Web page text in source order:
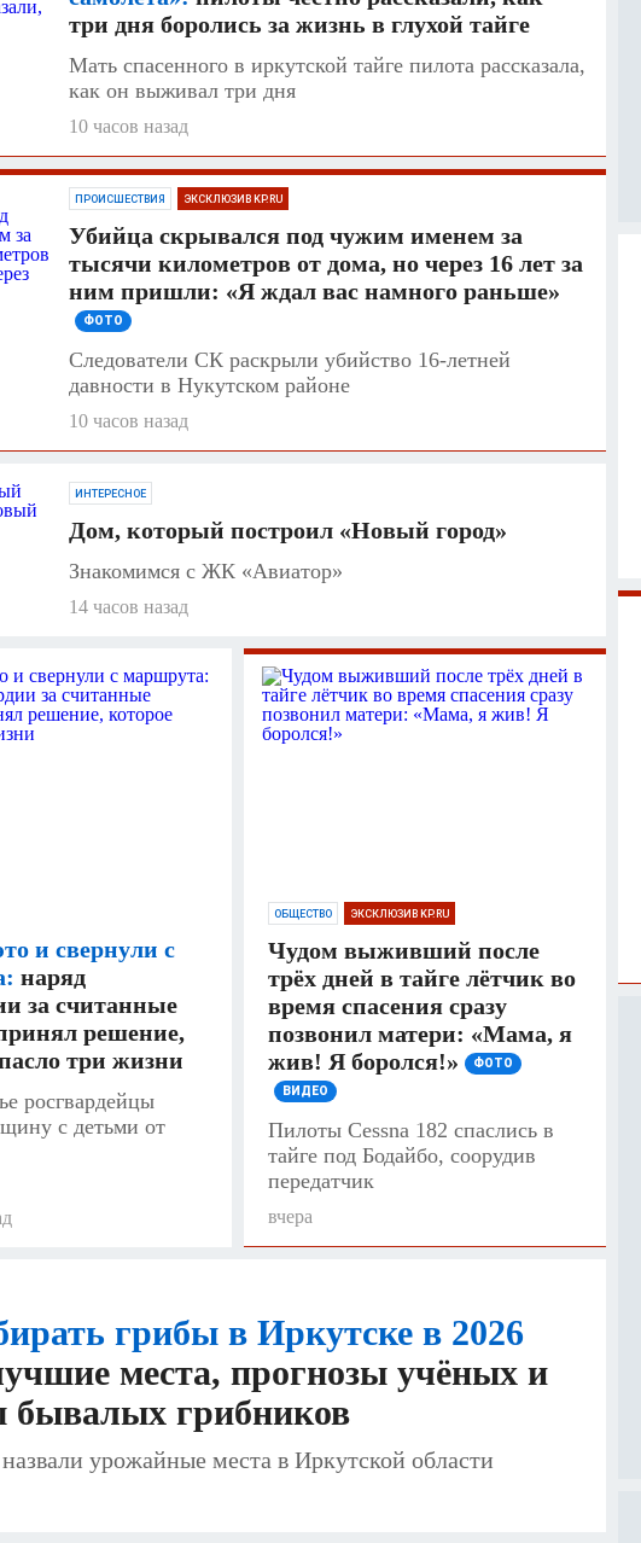
три дня боролись за жизнь в глухой тайге
Мать спасенного в иркутской тайге пилота рассказала,
как он выживал три дня
10 часов назад
ПРОИСШЕСТВИЯ ЭКСКЛЮЗИВ KP.RU
Убийца скрывался под чужим именем за
тысячи километров от дома, но через 16 лет за
ним пришли: «Я ждал вас намного раньше»
ФОТО
Следователи СК раскрыли убийство 16-летней
давности в Нукутском районе
10 часов назад
ИНТЕРЕСНОЕ
Дом, который построил «Новый город»
Знакомимся с ЖК «Авиатор»
14 часов назад
и свернули с
наряд
за считанные
решение,
три жизни
росгвардейцы
с детьми от
ОБЩЕСТВО ЭКСКЛЮЗИВ KP.RU
Чудом выживший после
трёх дней в тайге лётчик во
время спасения сразу
позвонил матери: «Мама, я
жив! Я боролся!»
ФОТО
ВИДЕО
Пилоты Cessna 182 спаслись в
тайге под Бодайбо, соорудив
передатчик
вчера
грибы в Иркутске в 2026
места, прогнозы учёных и
бывалых грибников
урожайные места в Иркутской области
банк
жертве
мотоцикле с
в ДТП в